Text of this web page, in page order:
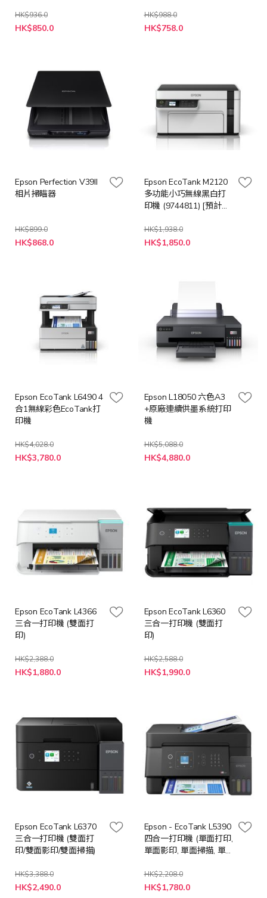
HK$936.0
特
殊
HK$850.0
HK$988.0
特
殊
HK$758.0
Epson Perfection V39II
相片掃瞄器
HK$899.0
特
殊
HK$868.0
Epson EcoTank M2120
多功能小巧無線黑白打
印機 (9744811) [預計送
HK$1,938.0
特
殊
HK$1,850.0
Epson EcoTank L6490 4
合1無線彩色EcoTank打
印機
HK$4,028.0
特
殊
HK$3,780.0
Epson L18050 六色A3
+原廠連續供墨系統打印
機
HK$5,088.0
特
殊
HK$4,880.0
Epson EcoTank L4366
三合一打印機 (雙面打
印)
HK$2,388.0
特
殊
HK$1,880.0
Epson EcoTank L6360
三合一打印機 (雙面打
印)
HK$2,588.0
特
殊
HK$1,990.0
Epson EcoTank L6370
三合一打印機 (雙面打
印/雙面影印/雙面掃描)
HK$3,388.0
特
殊
HK$2,490.0
Epson - EcoTank L5390
四合一打印機 (單面打印,
單面影印, 單面掃描, 單
HK$2,208.0
特
殊
HK$1,780.0